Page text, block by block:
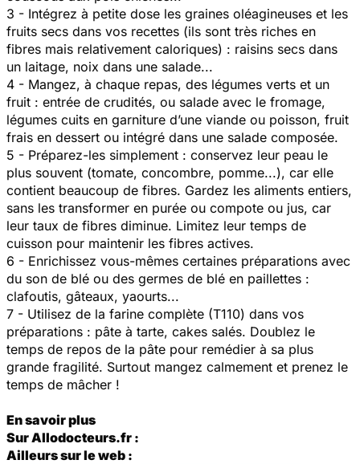
3 - Intégrez à petite dose les graines oléagineuses et les
fruits secs dans vos recettes (ils sont très riches en
fibres mais relativement caloriques) : raisins secs dans
un laitage, noix dans une salade...
4 - Mangez, à chaque repas, des légumes verts et un
fruit : entrée de crudités, ou salade avec le fromage,
légumes cuits en garniture d’une viande ou poisson, fruit
frais en dessert ou intégré dans une salade composée.
5 - Préparez-les simplement : conservez leur peau le
plus souvent (tomate, concombre, pomme...), car elle
contient beaucoup de fibres. Gardez les aliments entiers,
sans les transformer en purée ou compote ou jus, car
leur taux de fibres diminue. Limitez leur temps de
cuisson pour maintenir les fibres actives.
6 - Enrichissez vous-mêmes certaines préparations avec
du son de blé ou des germes de blé en paillettes :
clafoutis, gâteaux, yaourts...
7 - Utilisez de la farine complète (T110) dans vos
préparations : pâte à tarte, cakes salés. Doublez le
temps de repos de la pâte pour remédier à sa plus
grande fragilité. Surtout mangez calmement et prenez le
temps de mâcher !
En savoir plus
Sur Allodocteurs.fr :
Ailleurs sur le web :